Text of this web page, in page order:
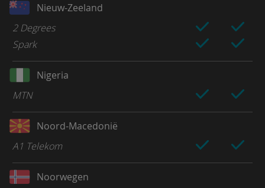
Nieuw-Zeeland
2 Degrees
Spark
Nigeria
MTN
Noord-Macedonië
A1 Telekom
Noorwegen